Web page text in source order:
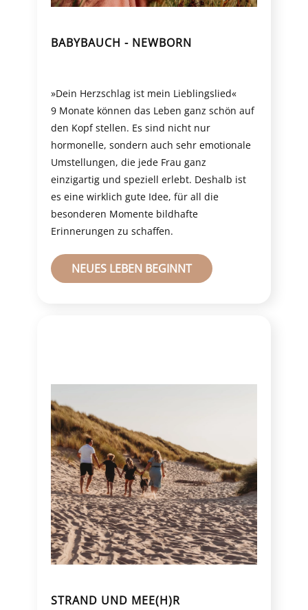
BABYBAUCH - NEWBORN
»Dein Herzschlag ist mein Lieblingslied«
9 Monate können das Leben ganz schön auf
den Kopf stellen. Es sind nicht nur
hormonelle, sondern auch sehr emotionale
Umstellungen, die jede Frau ganz
einzigartig und speziell erlebt. Deshalb ist
es eine wirklich gute Idee, für all die
besonderen Momente bildhafte
Erinnerungen zu schaffen.
NEUES LEBEN BEGINNT
STRAND UND MEE(H)R